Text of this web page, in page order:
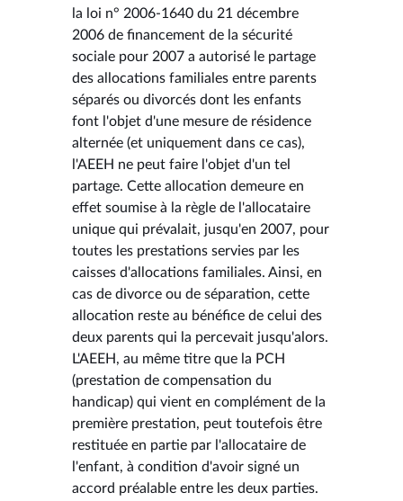
la loi n° 2006-1640 du 21 décembre
2006 de financement de la sécurité
sociale pour 2007 a autorisé le partage
des allocations familiales entre parents
séparés ou divorcés dont les enfants
font l'objet d'une mesure de résidence
alternée (et uniquement dans ce cas),
l'AEEH ne peut faire l'objet d'un tel
partage. Cette allocation demeure en
effet soumise à la règle de l'allocataire
unique qui prévalait, jusqu'en 2007, pour
toutes les prestations servies par les
caisses d'allocations familiales. Ainsi, en
cas de divorce ou de séparation, cette
allocation reste au bénéfice de celui des
deux parents qui la percevait jusqu'alors.
L'AEEH, au même titre que la PCH
(prestation de compensation du
handicap) qui vient en complément de la
première prestation, peut toutefois être
restituée en partie par l'allocataire de
l'enfant, à condition d'avoir signé un
accord préalable entre les deux parties.